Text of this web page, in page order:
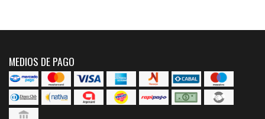
MEDIOS DE PAGO